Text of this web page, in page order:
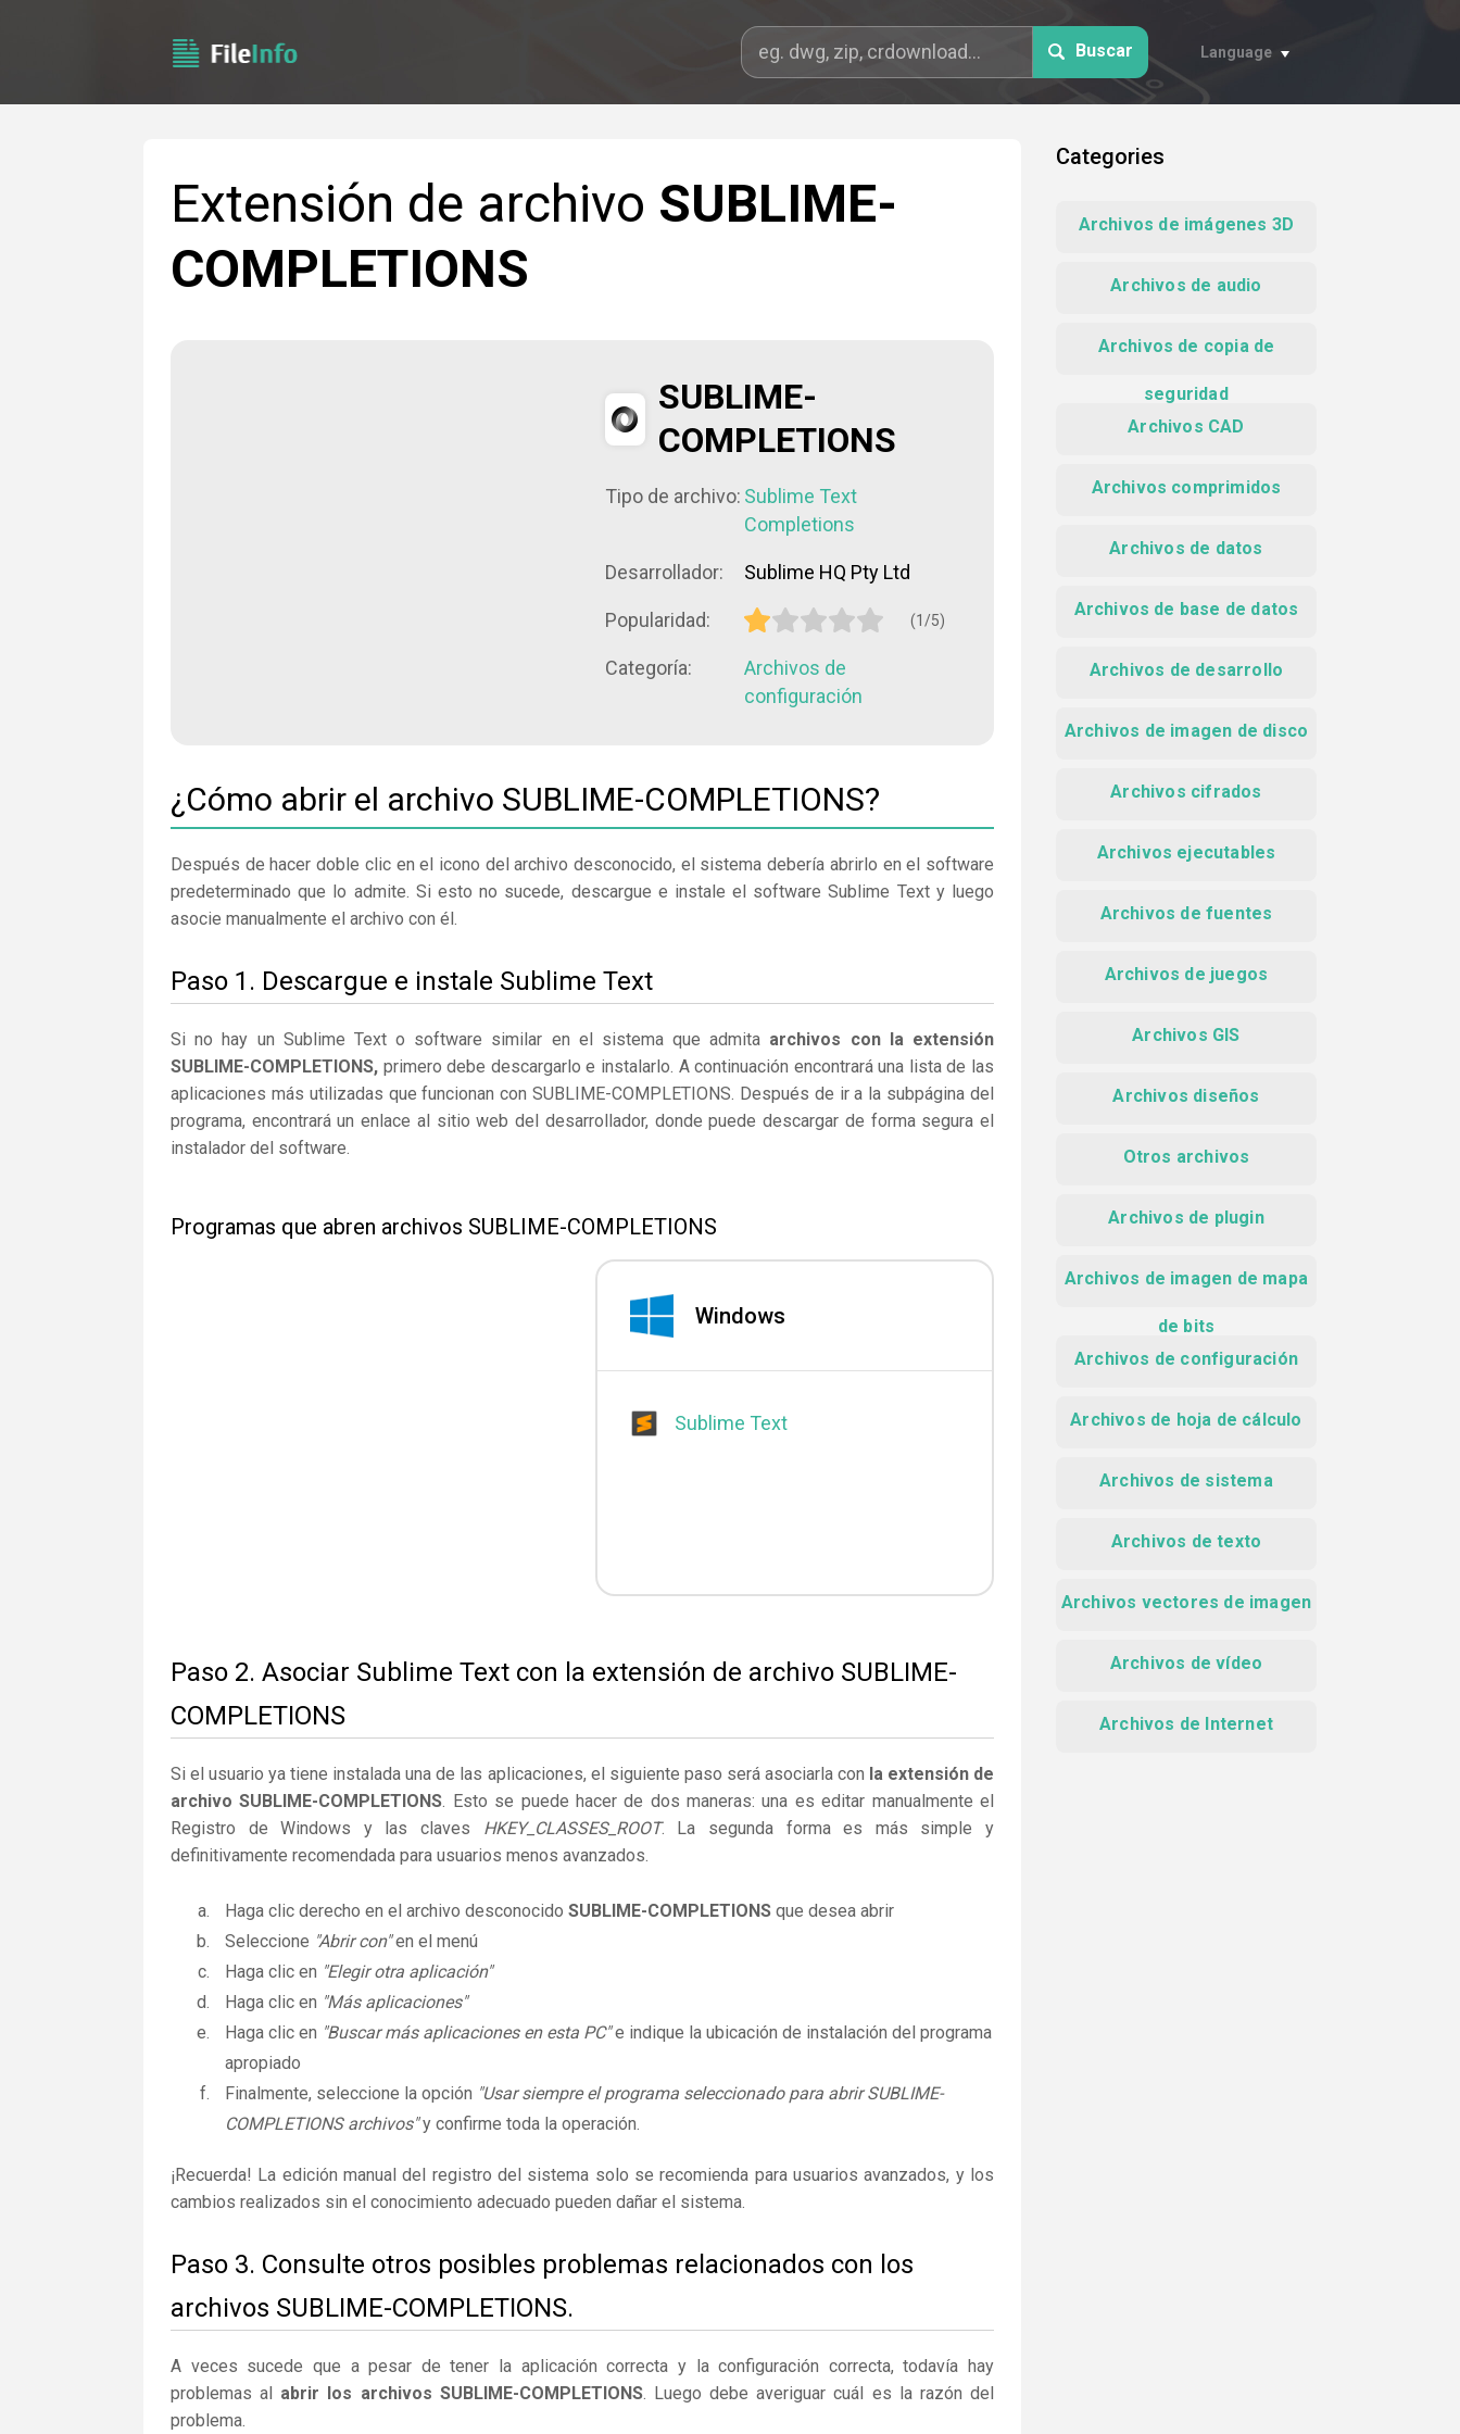
Buscar Language
Extensión de archivo SUBLIME-
COMPLETIONS
SUBLIME-
COMPLETIONS
Tipo de archivo: Sublime Text
Completions
Desarrollador: Sublime HQ Pty Ltd
Popularidad: (1/5)
Categoría:
Archivos de
configuración
¿Cómo abrir el archivo SUBLIME-COMPLETIONS?
Después de hacer doble clic en el icono del archivo desconocido, el sistema debería abrirlo en el software
predeterminado que lo admite. Si esto no sucede, descargue e instale el software Sublime Text y luego
asocie manualmente el archivo con él.
Paso 1. Descargue e instale Sublime Text
Si no hay un Sublime Text o software similar en el sistema que admita archivos con la extensión
SUBLIME-COMPLETIONS, primero debe descargarlo e instalarlo. A continuación encontrará una lista de las
aplicaciones más utilizadas que funcionan con SUBLIME-COMPLETIONS. Después de ir a la subpágina del
programa, encontrará un enlace al sitio web del desarrollador, donde puede descargar de forma segura el
instalador del software.
Programas que abren archivos SUBLIME-COMPLETIONS
Windows
Sublime Text
Paso 2. Asociar Sublime Text con la extensión de archivo SUBLIME-
COMPLETIONS
Si el usuario ya tiene instalada una de las aplicaciones, el siguiente paso será asociarla con la extensión de
archivo SUBLIME-COMPLETIONS. Esto se puede hacer de dos maneras: una es editar manualmente el
Registro de Windows y las claves HKEY_CLASSES_ROOT. La segunda forma es más simple y
definitivamente recomendada para usuarios menos avanzados.
Haga clic derecho en el archivo desconocido SUBLIME-COMPLETIONS que desea abrir
Seleccione "Abrir con"en el menú
Haga clic en "Elegir otra aplicación"
Haga clic en "Más aplicaciones"
Haga clic en "Buscar más aplicaciones en esta PC"e indique la ubicación de instalación del programa
apropiado
Finalmente, seleccione la opción "Usar siempre el programa seleccionado para abrir SUBLIME-
COMPLETIONS archivos"y confirme toda la operación.
¡Recuerda! La edición manual del registro del sistema solo se recomienda para usuarios avanzados, y los
cambios realizados sin el conocimiento adecuado pueden dañar el sistema.
Paso 3. Consulte otros posibles problemas relacionados con los
archivos SUBLIME-COMPLETIONS.
A veces sucede que a pesar de tener la aplicación correcta y la configuración correcta, todavía hay
problemas al abrir los archivos SUBLIME-COMPLETIONS. Luego debe averiguar cuál es la razón del
problema.
Categories
Archivos de imágenes 3D
Archivos de audio
Archivos de copia de
seguridad
Archivos CAD
Archivos comprimidos
Archivos de datos
Archivos de base de datos
Archivos de desarrollo
Archivos de imagen de disco
Archivos cifrados
Archivos ejecutables
Archivos de fuentes
Archivos de juegos
Archivos GIS
Archivos diseños
Otros archivos
Archivos de plugin
Archivos de imagen de mapa
de bits
Archivos de configuración
Archivos de hoja de cálculo
Archivos de sistema
Archivos de texto
Archivos vectores de imagen
Archivos de vídeo
Archivos de Internet